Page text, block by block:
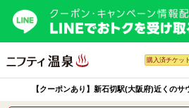
購入済チケッ
【クーポンあり】新石切駅(大阪府)近くの